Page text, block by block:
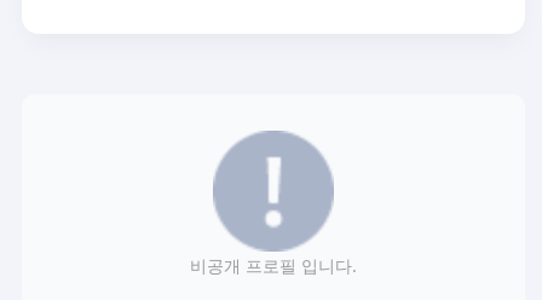
비공개 프로필 입니다.